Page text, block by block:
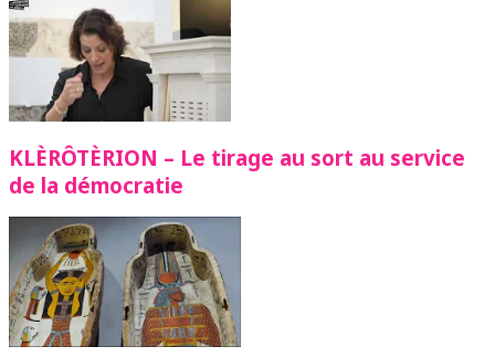
KLÈRÔTÈRION – Le tirage au sort au service
de la démocratie